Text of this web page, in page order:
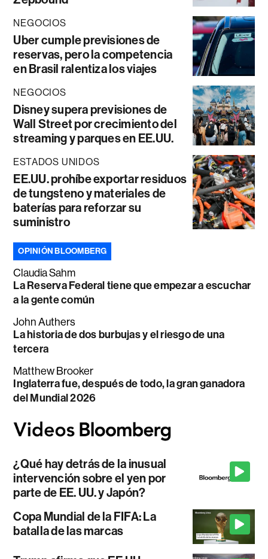
NEGOCIOS
Uber cumple previsiones de
reservas, pero la competencia
en Brasil ralentiza los viajes
NEGOCIOS
Disney supera previsiones de
Wall Street por crecimiento del
streaming y parques en EE.UU.
ESTADOS UNIDOS
EE.UU. prohíbe exportar residuos
de tungsteno y materiales de
baterías para reforzar su
suministro
OPINIÓN BLOOMBERG
Claudia Sahm
La Reserva Federal tiene que empezar a escuchar
a la gente común
John Authers
La historia de dos burbujas y el riesgo de una
tercera
Matthew Brooker
Inglaterra fue, después de todo, la gran ganadora
del Mundial 2026
¿Qué hay detrás de la inusual
intervención sobre el yen por
parte de EE. UU. y Japón?
Copa Mundial de la FIFA: La
batalla de las marcas